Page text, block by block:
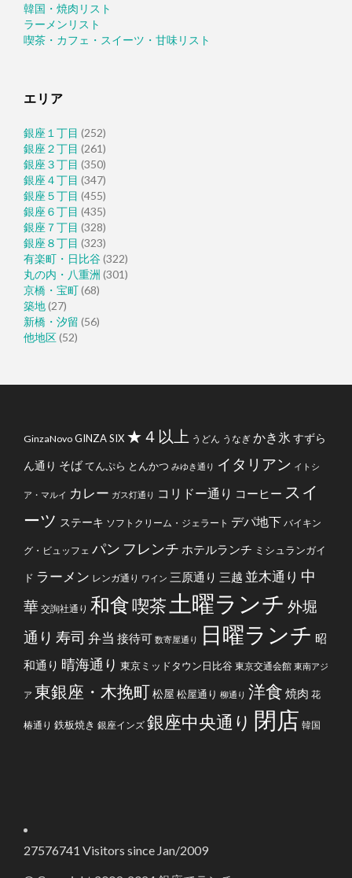
韓国・焼肉リスト
ラーメンリスト
喫茶・カフェ・スイーツ・甘味リスト
エリア
銀座１丁目 (252)
銀座２丁目 (261)
銀座３丁目 (350)
銀座４丁目 (347)
銀座５丁目 (455)
銀座６丁目 (435)
銀座７丁目 (328)
銀座８丁目 (323)
有楽町・日比谷(322)
丸の内・八重洲 (301)
京橋・宝町(68)
築地(27)
新橋・汐留 (56)
他地区(52)
GinzaNovo GINZA SIX ★４以上 うどん うなぎ かき氷 すずら
ん通り そばてんぷら とんかつ みゆき通り イタリアン イトシ
ア・マルイ カレー ガス灯通り コリドー通り コーヒー スイ
ーツ ステーキ ソフトクリーム・ジェラート デパ地下 バイキン
グ・ビュッフェ パン フレンチ ホテルランチ ミシュランガイ
ド ラーメン レンガ通り ワイン 三原通り 三越 並木通り 中
華 交詢社通り 和食喫茶 土曜ランチ 外堀
通り 寿司 弁当 接待可 数寄屋通り 日曜ランチ 昭
和通り 晴海通り 東京ミッドタウン日比谷 東京交通会館 東南アジ
ア 東銀座・木挽町松屋 松屋通り 柳通り 洋食 焼肉 花
椿通り 鉄板焼き 銀座インズ 銀座中央通り 閉店 韓国
27576741 Visitors since Jan/2009